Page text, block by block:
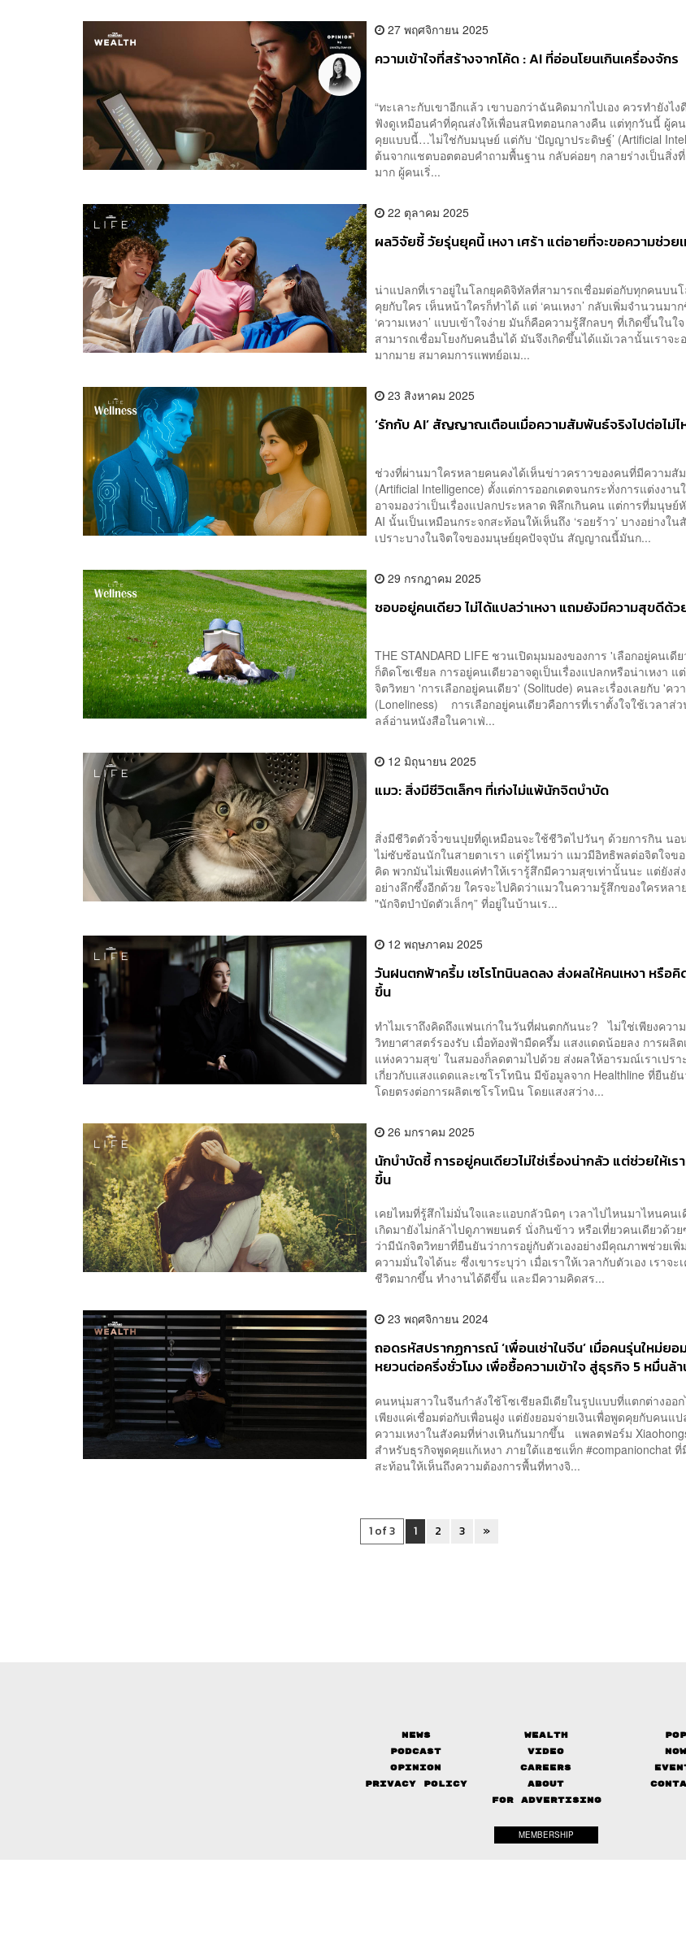
27 พฤศจิกายน 2025
ความเข้าใจที่สร้างจากโค้ด : AI ที่อ่อนโยนเกินเครื่องจักร
“ทะเลาะกับเขาอีกแล้ว เขาบอกว่าฉันคิดมากไปเอง ควรทำยัง
ฟังดูเหมือนคำที่คุณส่งให้เพื่อนสนิทตอนกลางคืน แต่ทุกวันนี้ ผู้ค
คุยแบบนี้…ไม่ใช่กับมนุษย์ แต่กับ ‘ปัญญาประดิษฐ์’ (Artificial
ต้นจากแชตบอตตอบคำถามพื้นฐาน กลับค่อยๆ กลายร่างเป็นสิ่งที่
มาก ผู้คนเริ่...
22 ตุลาคม 2025
ผลวิจัยชี้ วัยรุ่นยุคนี้ เหงา เศร้า แต่อายที่จะขอความช่วย
น่าแปลกที่เราอยู่ในโลกยุคดิจิทัลที่สามารถเชื่อมต่อกับทุกคนบนโ
คุยกับใคร เห็นหน้าใครก็ทำได้ แต่ ‘คนเหงา’ กลับเพิ่มจำนวนมา
‘ความเหงา’ แบบเข้าใจง่าย มันก็คือความรู้สึกลบๆ ที่เกิดขึ้นในใ
สามารถเชื่อมโยงกับคนอื่นได้ มันจึงเกิดขึ้นได้แม้เวลานั้นเราจะ
มากมาย สมาคมการแพทย์อเม...
23 สิงหาคม 2025
‘รักกับ AI’ สัญญาณเตือนเมื่อความสัมพันธ์จริงไปต่อไม่ไ
ช่วงที่ผ่านมาใครหลายคนคงได้เห็นข่าวคราวของคนที่มีความสั
(Artificial Intelligence) ตั้งแต่การออกเดตจนกระทั่งการแต่งงา
อาจมองว่าเป็นเรื่องแปลกประหลาด พิลึกเกินคน แต่การที่มนุษย์
AI นั้นเป็นเหมือนกระจกสะท้อนให้เห็นถึง ‘รอยร้าว’ บางอย่างใ
เปราะบางในจิตใจของมนุษย์ยุคปัจจุบัน สัญญาณนี้มันก...
29 กรกฎาคม 2025
ชอบอยู่คนเดียว ไม่ได้แปลว่าเหงา แถมยังมีความสุขดีด้ว
THE STANDARD LIFE ชวนเปิดมุมมองของการ 'เลือกอยู่คนเ
ก็ติดโซเชียล การอยู่คนเดียวอาจดูเป็นเรื่องแปลกหรือน่าเหงา แ
จิตวิทยา 'การเลือกอยู่คนเดียว' (Solitude) คนละเรื่องเลยกับ 'คว
(Loneliness) การเลือกอยู่คนเดียวคือการที่เราตั้งใจใช้เวลาส่
ลล์อ่านหนังสือในคาเฟ่...
12 มิถุนายน 2025
แมว: สิ่งมีชีวิตเล็กๆ ที่เก่งไม่แพ้นักจิตบำบัด
สิ่งมีชีวิตตัวจิ๋วขนปุยที่ดูเหมือนจะใช้ชีวิตไปวันๆ ด้วยการกิน นอ
ไม่ซับซ้อนนักในสายตาเรา แต่รู้ไหมว่า แมวมีอิทธิพลต่อจิตใจข
คิด พวกมันไม่เพียงแค่ทำให้เรารู้สึกมีความสุขเท่านั้นนะ แต่ยัง
อย่างลึกซึ้งอีกด้วย ใครจะไปคิดว่าแมวในความรู้สึกของใครหลา
"นักจิตบำบัดตัวเล็กๆ” ที่อยู่ในบ้านเร...
12 พฤษภาคม 2025
วันฝนตกฟ้าครึ้ม เซโรโทนินลดลง ส่งผลให้คนเหงา หรือ
ขึ้น
ทำไมเราถึงคิดถึงแฟนเก่าในวันที่ฝนตกกันนะ? ไม่ใช่เพียงควา
วิทยาศาสตร์รองรับ เมื่อท้องฟ้ามืดครึ้ม แสงแดดน้อยลง การผลิต
แห่งความสุข’ ในสมองก็ลดตามไปด้วย ส่งผลให้อารมณ์เราเปร
เกี่ยวกับแสงแดดและเซโรโทนิน มีข้อมูลจาก Healthline ที่ยืนยั
โดยตรงต่อการผลิตเซโรโทนิน โดยแสงสว่าง...
26 มกราคม 2025
นักบำบัดชี้ การอยู่คนเดียวไม่ใช่เรื่องน่ากลัว แต่ช่วยให้เ
ขึ้น
เคยไหมที่รู้สึกไม่มั่นใจและแอบกลัวนิดๆ เวลาไปไหนมาไหนคน
เกิดมายังไม่กล้าไปดูภาพยนตร์ นั่งกินข้าว หรือเที่ยวคนเดียวด้ว
ว่ามีนักจิตวิทยาที่ยืนยันว่าการอยู่กับตัวเองอย่างมีคุณภาพช่วยเ
ความมั่นใจได้นะ ซึ่งเขาระบุว่า เมื่อเราให้เวลากับตัวเอง เราจะ
ชีวิตมากขึ้น ทำงานได้ดีขึ้น และมีความคิดสร...
23 พฤศจิกายน 2024
ถอดรหัสปรากฏการณ์ ‘เพื่อนเช่าในจีน’ เมื่อคนรุ่นใหม่ย
หยวนต่อครึ่งชั่วโมง เพื่อซื้อความเข้าใจ สู่ธุรกิจ 5 หมื่นล้
คนหนุ่มสาวในจีนกำลังใช้โซเชียลมีเดียในรูปแบบที่แตกต่างออก
เพียงแค่เชื่อมต่อกับเพื่อนฝูง แต่ยังยอมจ่ายเงินเพื่อพูดคุยกับคนแ
ความเหงาในสังคมที่ห่างเหินกันมากขึ้น แพลตฟอร์ม
สำหรับธุรกิจพูดคุยแก้เหงา ภายใต้แฮชแท็ก #companionchat
สะท้อนให้เห็นถึงความต้องการพื้นที่ทางจิ...
1 of 3 1 2 3 »
News Wealth
Pop
Podcast
Video
Now
Opinion
Careers
Privacy Policy
About
FOR ADVERTISING
MEMBERSHIP